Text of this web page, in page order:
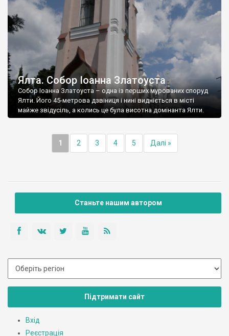
Ялта. Собор Іоанна Златоуста
Собор Іоанна Златоуста – одна із перших мурованих споруд
Ялти. Його 45-метрова дзвіниця і нині видніється в місті
майже звідусіль, а колись це була висотна домінанта Ялти.
1 2 3 4 5 Далі »
Станьте нашим автором
Підтримати сайт
Вхід
Реєстрація